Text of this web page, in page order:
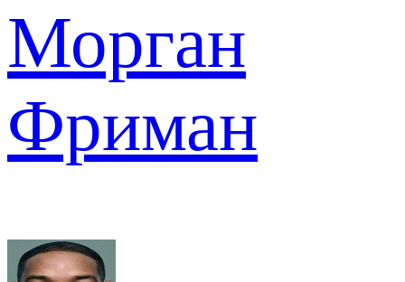
Морган
Фриман